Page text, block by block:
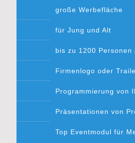
große Werbefläche
für Jung und Alt
bis zu 1200 Personen
Firmenlogo oder
Programmierung von
Präsentationen von
Top Eventmodul für